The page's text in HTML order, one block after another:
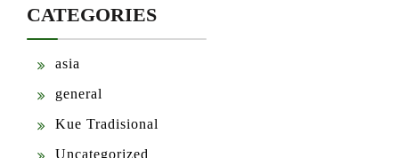
CATEGORIES
asia
general
Kue Tradisional
Uncategorized